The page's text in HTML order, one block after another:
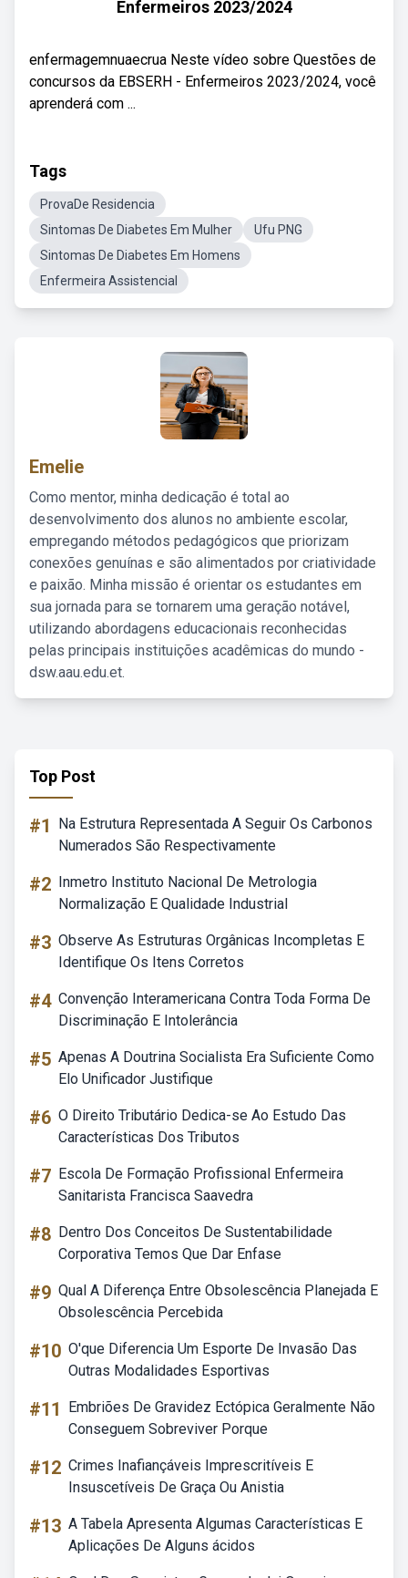
Enfermeiros 2023/2024
enfermagemnuaecrua Neste vídeo sobre Questões de
concursos da EBSERH - Enfermeiros 2023/2024, você
aprenderá com ...
Tags
ProvaDe Residencia
Sintomas De Diabetes Em Mulher
Ufu PNG
Sintomas De Diabetes Em Homens
Enfermeira Assistencial
Emelie
Como mentor, minha dedicação é total ao
desenvolvimento dos alunos no ambiente escolar,
empregando métodos pedagógicos que priorizam
conexões genuínas e são alimentados por criatividade
e paixão. Minha missão é orientar os estudantes em
sua jornada para se tornarem uma geração notável,
utilizando abordagens educacionais reconhecidas
pelas principais instituições acadêmicas do mundo -
dsw.aau.edu.et.
Top Post
#1
Na Estrutura Representada A Seguir Os Carbonos
Numerados São Respectivamente
#2 Inmetro Instituto Nacional De Metrologia
Normalização E Qualidade Industrial
#3 Observe As Estruturas Orgânicas Incompletas E
Identifique Os Itens Corretos
#4 Convenção Interamericana Contra Toda Forma De
Discriminação E Intolerância
#5 Apenas A Doutrina Socialista Era Suficiente Como
Elo Unificador Justifique
#6 O Direito Tributário Dedica-se Ao Estudo Das
Características Dos Tributos
#7 Escola De Formação Profissional Enfermeira
Sanitarista Francisca Saavedra
#8 Dentro Dos Conceitos De Sustentabilidade
Corporativa Temos Que Dar Enfase
#9 Qual A Diferença Entre Obsolescência Planejada E
Obsolescência Percebida
#10 O'que Diferencia Um Esporte De Invasão Das
Outras Modalidades Esportivas
#11
Embriões De Gravidez Ectópica Geralmente Não
Conseguem Sobreviver Porque
#12 Crimes Inafiançáveis Imprescritíveis E
Insuscetíveis De Graça Ou Anistia
#13 A Tabela Apresenta Algumas Características E
Aplicações De Alguns ácidos